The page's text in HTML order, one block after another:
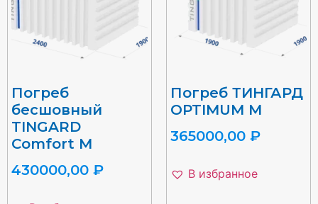
Погреб
бесшовный
TINGARD
Comfort M
430000,00 ₽
Погреб ТИНГАРД
OPTIMUM M
365000,00 ₽
В избранное